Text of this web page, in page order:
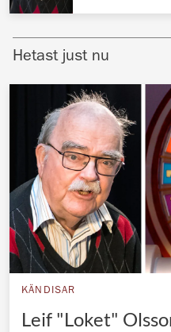
Belgiska
Hetast just nu
KÄNDISAR
Leif "Loket"